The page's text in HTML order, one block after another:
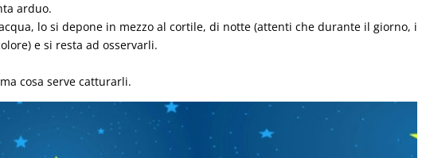
arduo.
lo si depone in mezzo al cortile, di notte (attenti che durante il giorno, i
e si resta ad osservarli.
cosa serve catturarli.